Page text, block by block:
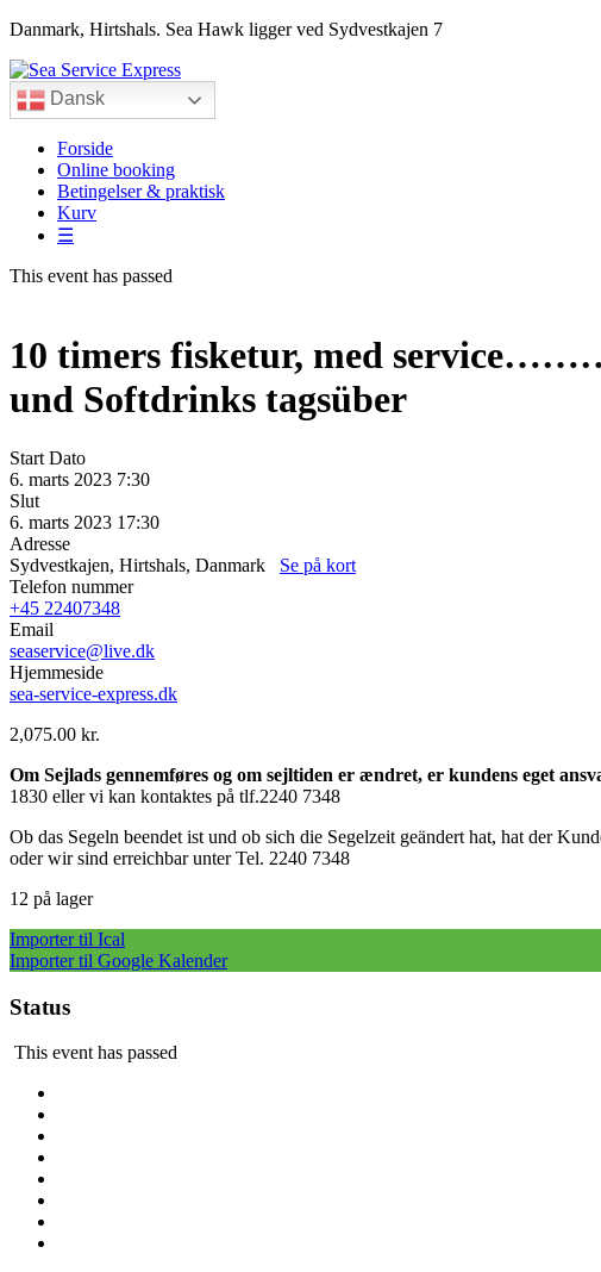
Danmark, Hirtshals. Sea Hawk ligger ved Sydvestkajen 7
Dansk
Forside
Online booking
Betingelser & praktisk
Kurv
☰
This event has passed
10 timers fisketur, med
und Softdrinks tagsüber
Start Dato
6. marts 2023 7:30
Slut
6. marts 2023 17:30
Adresse
Sydvestkajen, Hirtshals, Danmark Se på kort
Telefon nummer
+45 22407348
Email
seaservice@live.dk
Hjemmeside
sea-service-express.dk
2,075.00 kr.
Om Sejlads gennemføres og om sejltiden er ændret, er kundens eget
1830 eller vi kan kontaktes på tlf.2240 7348
Ob das Segeln beendet ist und ob sich die Segelzeit geändert hat, hat
oder wir sind erreichbar unter Tel. 2240 7348
12 på lager
Importer til Ical
Importer til Google Kalender
Status
This event has passed